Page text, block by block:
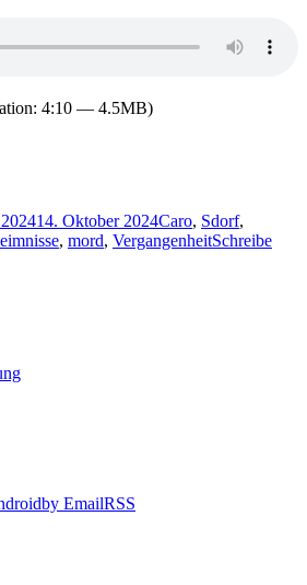
4:10 — 4.5MB)
14. Oktober 2024Caro, Sdorf,
, mord, VergangenheitSchreibe
by EmailRSS